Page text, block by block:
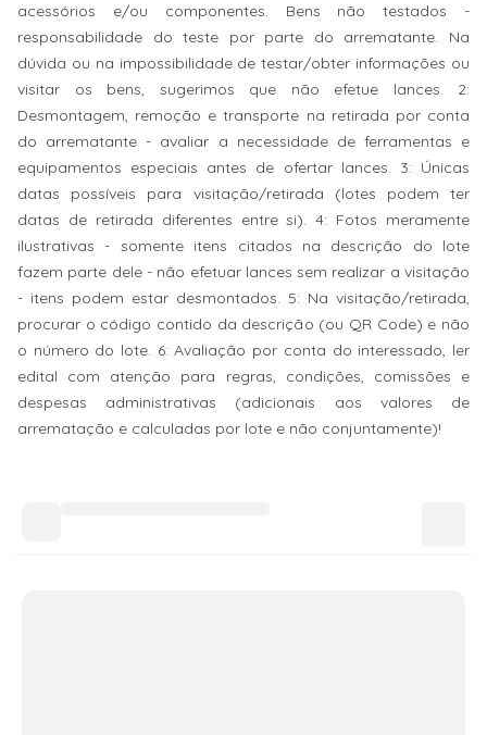
acessórios e/ou componentes. Bens não testados -
responsabilidade do teste por parte do arrematante. Na
dúvida ou na impossibilidade de testar/obter informações ou
visitar os bens, sugerimos que não efetue lances. 2:
Desmontagem, remoção e transporte na retirada por conta
do arrematante - avaliar a necessidade de ferramentas e
equipamentos especiais antes de ofertar lances. 3: Únicas
datas possíveis para visitação/retirada (lotes podem ter
datas de retirada diferentes entre si). 4: Fotos meramente
ilustrativas - somente itens citados na descrição do lote
fazem parte dele - não efetuar lances sem realizar a visitação
- itens podem estar desmontados. 5: Na visitação/retirada,
procurar o código contido da descrição (ou QR Code) e não
o número do lote. 6: Avaliação por conta do interessado, ler
edital com atenção para regras, condições, comissões e
despesas administrativas (adicionais aos valores de
arrematação e calculadas por lote e não conjuntamente)!